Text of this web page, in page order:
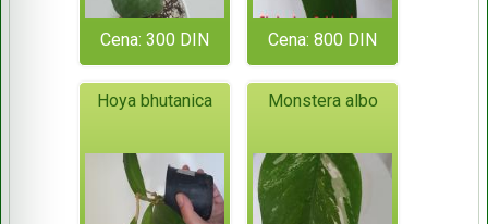
Cena: 300 DIN Cena: 800 DIN
Hoya bhutanica Monstera albo